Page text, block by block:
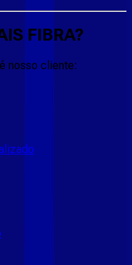
FIBRA?
nosso cliente: